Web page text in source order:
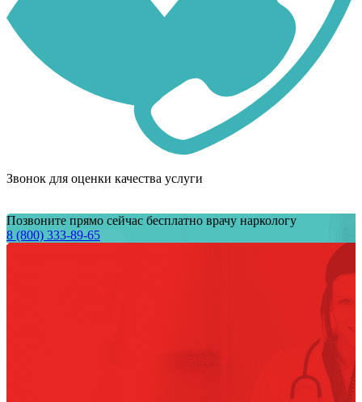
Звонок для оценки качества услуги
Позвоните прямо сейчас бесплатно врачу наркологу
8 (800) 333-89-65